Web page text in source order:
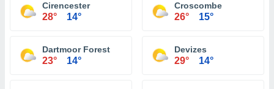
Cirencester
28° 14°
Croscombe
26° 15°
Dartmoor Forest
23° 14°
Devizes
29° 14°